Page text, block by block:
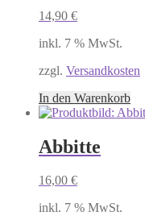
14,90 €
inkl. 7 % MwSt.
zzgl. Versandkosten
In den Warenkorb
Abbitte
16,00 €
inkl. 7 % MwSt.